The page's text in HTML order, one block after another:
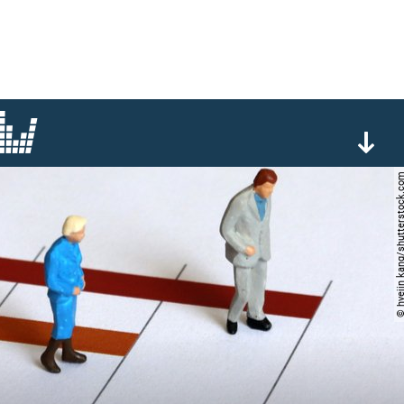
© hyejin